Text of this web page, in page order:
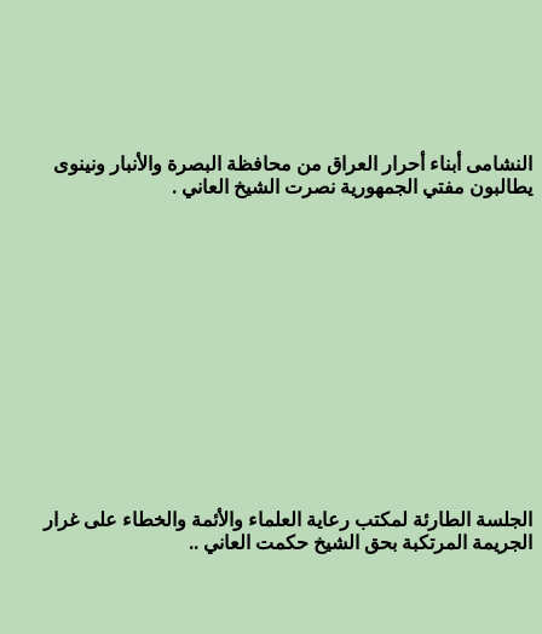
النشامى أبناء أحرار العراق من محافظة البصرة والأنبار ونينوى
يطالبون مفتي الجمهورية نصرت الشيخ العاني .
الجلسة الطارئة لمكتب رعاية العلماء والأئمة والخطاء على غرار
الجريمة المرتكبة بحق الشيخ حكمت العاني ..